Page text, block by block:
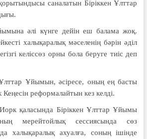
саналатын Біріккен Ұлттар
әлі күнге дейін еш балама жоқ.
халықаралық мәселенің бәрін әділ
келіссөз орны бола беруге тиіс деп
Ұлттар Ұйымын, әсіресе, оның ең басты
Кеңесін реформалайтын кез келді.
қаласында Біріккен Ұлттар Ұйымы
мерейтойлық сессиясында сөз
халықаралық ахуалға, соның ішінде